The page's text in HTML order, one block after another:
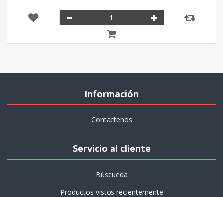
Información
Contactenos
Servicio al cliente
Búsqueda
Productos vistos recientemente